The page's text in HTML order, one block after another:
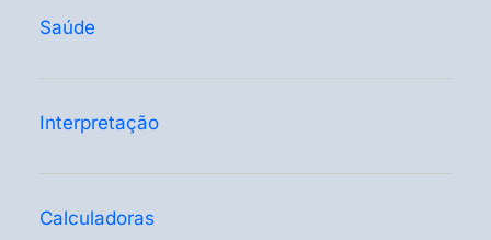
Saúde
Interpretação
Calculadoras